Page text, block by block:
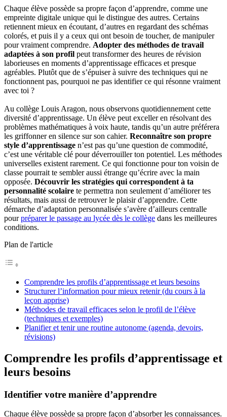
Chaque élève possède sa propre façon d’apprendre, comme une
empreinte digitale unique qui le distingue des autres. Certains
retiennent mieux en écoutant, d’autres en regardant des schémas
colorés, et puis il y a ceux qui ont besoin de toucher, de manipuler
pour vraiment comprendre. Adopter des méthodes de travail
adaptées à son profil peut transformer des heures de révision
laborieuses en moments d’apprentissage efficaces et presque
agréables. Plutôt que de s’épuiser à suivre des techniques qui ne
fonctionnent pas, pourquoi ne pas identifier ce qui résonne vraiment
avec toi ?
Au collège Louis Aragon, nous observons quotidiennement cette
diversité d’apprentissage. Un élève peut exceller en résolvant des
problèmes mathématiques à voix haute, tandis qu’un autre préférera
les griffonner en silence sur son cahier. Reconnaître son propre
style d’apprentissage n’est pas qu’une question de commodité,
c’est une véritable clé pour déverrouiller ton potentiel. Les méthodes
universelles existent rarement. Ce qui fonctionne pour ton voisin de
classe pourrait te sembler aussi étrange qu’écrire avec la main
opposée. Découvrir les stratégies qui correspondent à ta
personnalité scolaire te permettra non seulement d’améliorer tes
résultats, mais aussi de retrouver le plaisir d’apprendre. Cette
démarche d’adaptation personnalisée s’avère d’ailleurs centralle
pourpréparer le passage au lycée dès le collège dans les meilleures
conditions.
Plan de l'article
Comprendre les profils d’apprentissage et leurs besoins
Structurer l’information pour mieux retenir (du cours à la
leçon apprise)
Méthodes de travail efficaces selon le profil de l’élève
(techniques et exemples)
Planifier et tenir une routine autonome (agenda, devoirs,
révisions)
Comprendre les profils d’apprentissage et
leurs besoins
Identifier votre manière d’apprendre
Chaque élève possède sa propre façon d’absorber les connaissances.